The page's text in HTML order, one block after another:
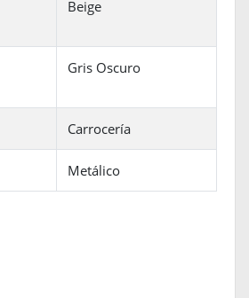
Beige
Gris Oscuro
Carrocería
Metálico